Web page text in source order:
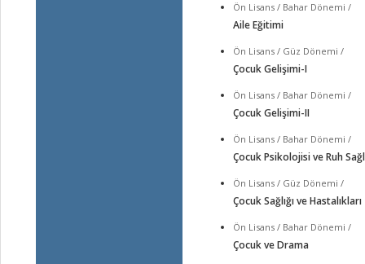
Ön Lisans / Bahar Dönemi /
Aile Eğitimi
Ön Lisans / Güz Dönemi /
Çocuk Gelişimi-I
Ön Lisans / Bahar Dönemi /
Çocuk Gelişimi-II
Ön Lisans / Bahar Dönemi /
Çocuk Psikolojisi ve Ruh
Ön Lisans / Güz Dönemi /
Çocuk Sağlığı ve Hastalıkları
Ön Lisans / Bahar Dönemi /
Çocuk ve Drama